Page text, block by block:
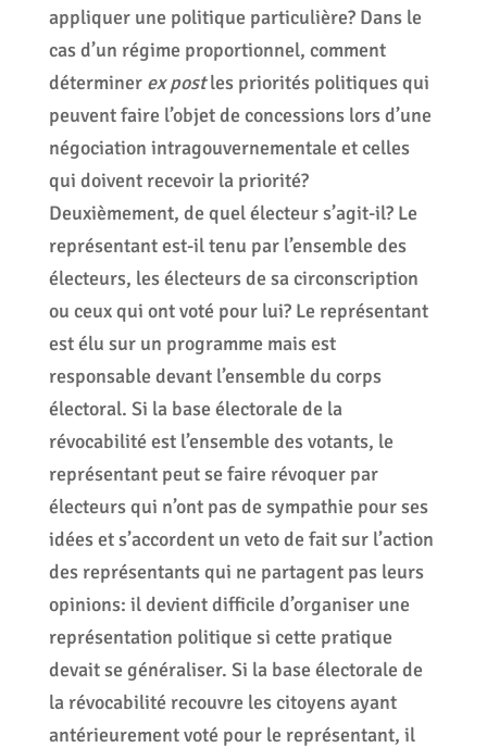
appliquer une politique particulière? Dans le
cas d’un régime proportionnel, comment
déterminer ex postles priorités politiques qui
peuvent faire l’objet de concessions lors d’une
négociation intragouvernementale et celles
qui doivent recevoir la priorité?
Deuxièmement, de quel électeur s’agit-il? Le
représentant est-il tenu par l’ensemble des
électeurs, les électeurs de sa circonscription
ou ceux qui ont voté pour lui? Le représentant
est élu sur un programme mais est
responsable devant l’ensemble du corps
électoral. Si la base électorale de la
révocabilité est l’ensemble des votants, le
représentant peut se faire révoquer par
électeurs qui n’ont pas de sympathie pour ses
idées et s’accordent un veto de fait sur l’action
des représentants qui ne partagent pas leurs
opinions: il devient difficile d’organiser une
représentation politique si cette pratique
devait se généraliser. Si la base électorale de
la révocabilité recouvre les citoyens ayant
antérieurement voté pour le représentant, il